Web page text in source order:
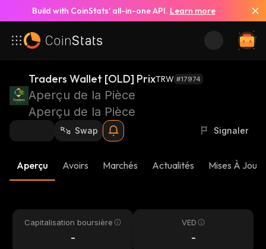
Build with CoinStats’ all-in-one API. Learn more
Traders Wallet [OLD] PrixTRW #17974
Aperçu de la Pièce
Aperçu de la Pièce
Swap Signaler
Aperçu Avoirs Marchés Actualités Mises À Jour
Capitalisation boursière
-
VED
-